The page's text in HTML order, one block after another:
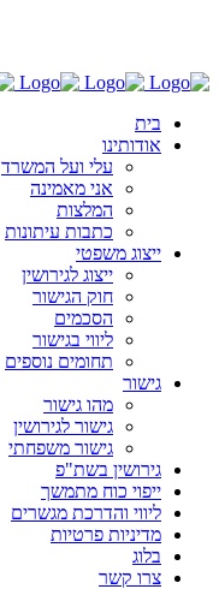
בית
אודותינו
עלי ועל המשרד
אני מאמינה
המלצות
כתבות עיתונות
ייצוג משפטי
ייצוג לגירושין
חוק הגישור
הסכמים
ליווי בגישור
תחומים נוספים
גישור
מהו גישור
גישור לגירושין
גישור משפחתי
גירושין בשת"פ
ייפוי כוח מתמשך
ליווי והדרכת מגשרים
מדיניות פרטיות
בלוג
צרו קשר